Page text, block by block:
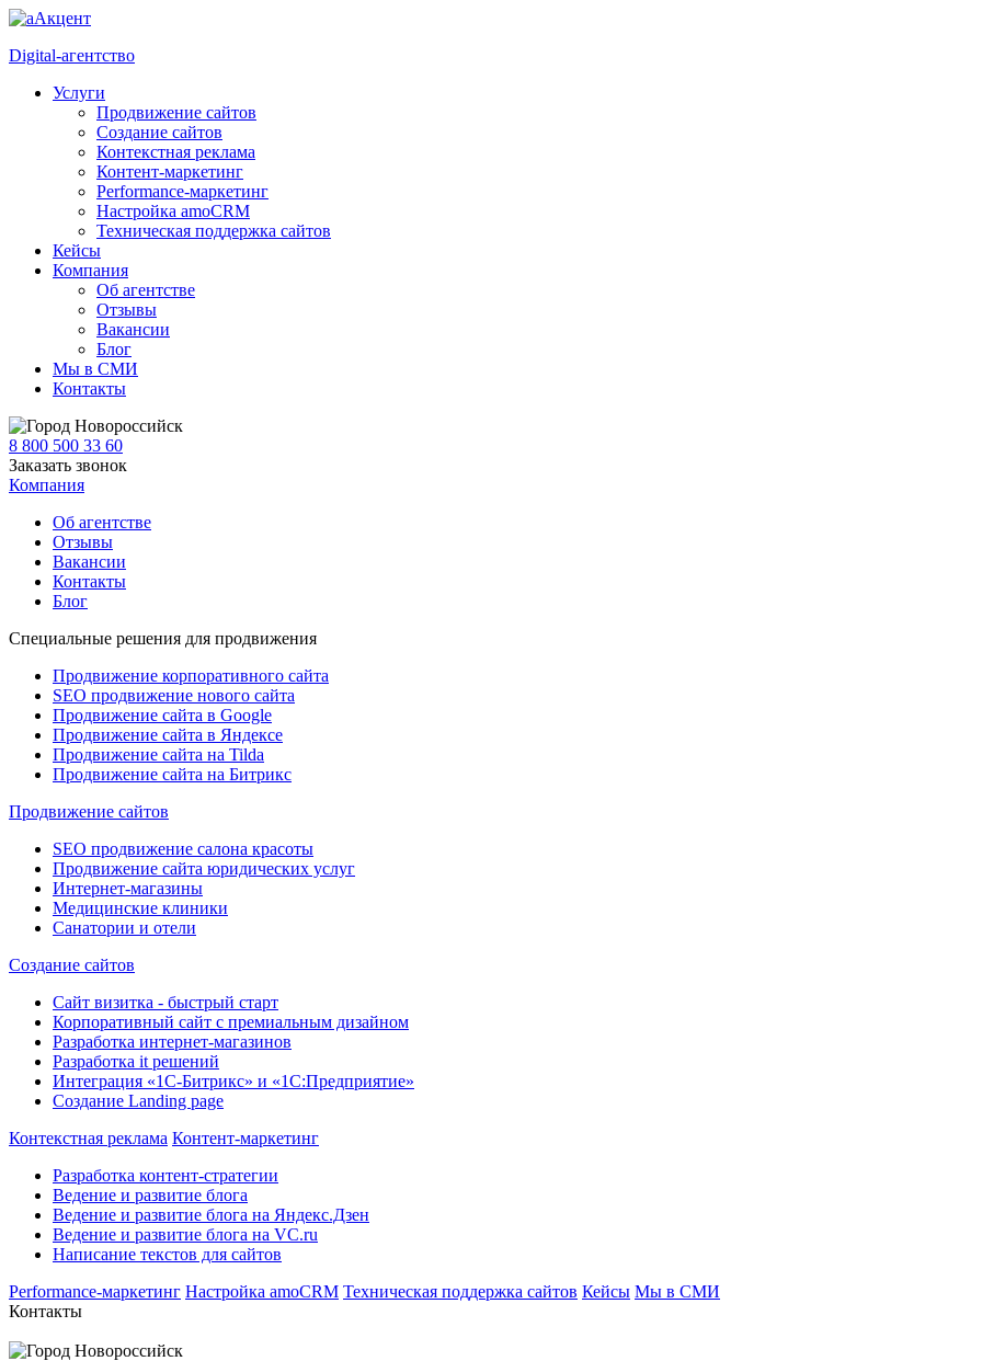
Digital-агентство
Услуги
Продвижение сайтов
Создание сайтов
Контекстная реклама
Контент-маркетинг
Performance-маркетинг
Настройка amoCRM
Техническая поддержка сайтов
Кейсы
Компания
Об агентстве
Отзывы
Вакансии
Блог
Мы в СМИ
Контакты
Новороссийск
8 800 500 33 60
Заказать звонок
Компания
Об агентстве
Отзывы
Вакансии
Контакты
Блог
Специальные решения для продвижения
Продвижение корпоративного сайта
SEO продвижение нового сайта
Продвижение сайта в Google
Продвижение сайта в Яндексе
Продвижение сайта на Tilda
Продвижение сайта на Битрикс
Продвижение сайтов
SEO продвижение салона красоты
Продвижение сайта юридических услуг
Интернет-магазины
Медицинские клиники
Санатории и отели
Создание сайтов
Сайт визитка - быстрый старт
Корпоративный сайт с премиальным дизайном
Разработка интернет-магазинов
Разработка it решений
Интеграция «1С-Битрикс» и «1С:Предприятие»
Создание Landing page
Контекстная реклама Контент-маркетинг
Разработка контент-стратегии
Ведение и развитие блога
Ведение и развитие блога на Яндекс.Дзен
Ведение и развитие блога на VC.ru
Написание текстов для сайтов
Performance-маркетинг Настройка amoCRM Техническая поддержка сайтов Кейсы Мы в СМИ
Контакты
Новороссийск